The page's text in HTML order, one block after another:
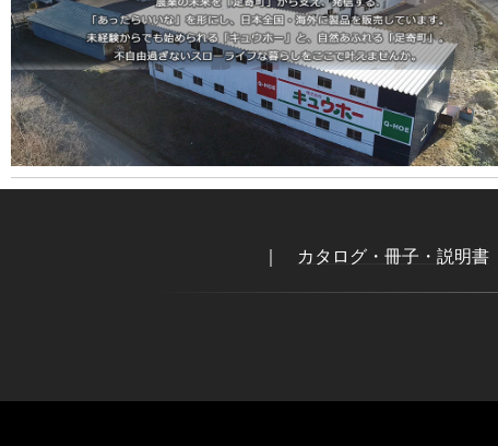
カタログ・冊子・説明書